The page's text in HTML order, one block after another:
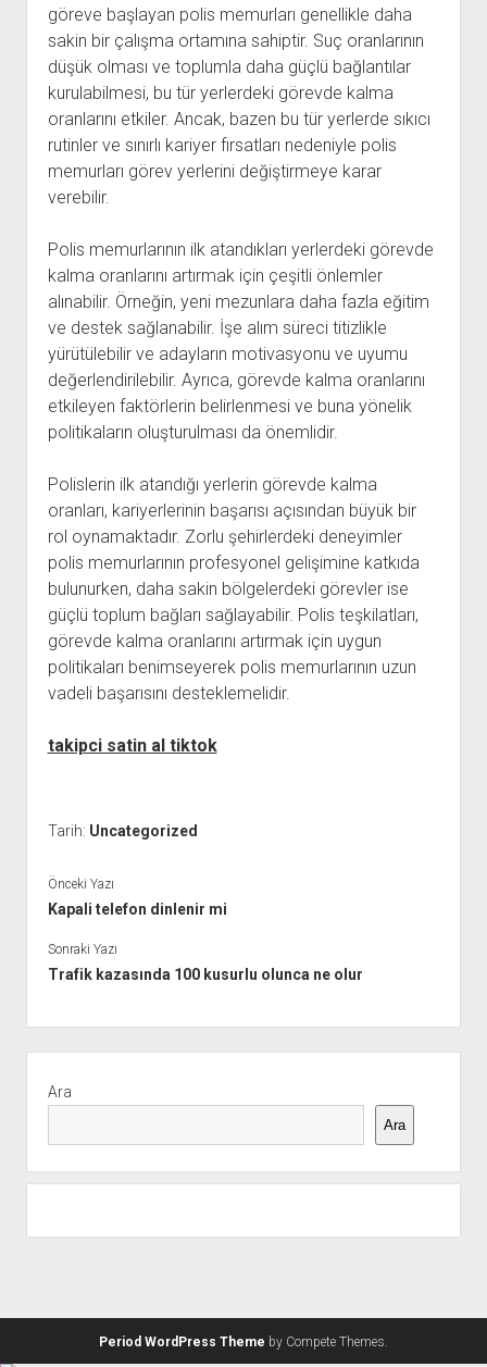
göreve başlayan polis memurları genellikle daha
sakin bir çalışma ortamına sahiptir. Suç oranlarının
düşük olması ve toplumla daha güçlü bağlantılar
kurulabilmesi, bu tür yerlerdeki görevde kalma
oranlarını etkiler. Ancak, bazen bu tür yerlerde sıkıcı
rutinler ve sınırlı kariyer fırsatları nedeniyle polis
memurları görev yerlerini değiştirmeye karar
verebilir.
Polis memurlarının ilk atandıkları yerlerdeki görevde
kalma oranlarını artırmak için çeşitli önlemler
alınabilir. Örneğin, yeni mezunlara daha fazla eğitim
ve destek sağlanabilir. İşe alım süreci titizlikle
yürütülebilir ve adayların motivasyonu ve uyumu
değerlendirilebilir. Ayrıca, görevde kalma oranlarını
etkileyen faktörlerin belirlenmesi ve buna yönelik
politikaların oluşturulması da önemlidir.
Polislerin ilk atandığı yerlerin görevde kalma
oranları, kariyerlerinin başarısı açısından büyük bir
rol oynamaktadır. Zorlu şehirlerdeki deneyimler
polis memurlarının profesyonel gelişimine katkıda
bulunurken, daha sakin bölgelerdeki görevler ise
güçlü toplum bağları sağlayabilir. Polis teşkilatları,
görevde kalma oranlarını artırmak için uygun
politikaları benimseyerek polis memurlarının uzun
vadeli başarısını desteklemelidir.
takipci satin al tiktok
Tarih: Uncategorized
Önceki Yazı
Kapali telefon dinlenir mi
Sonraki Yazı
Trafik kazasında 100 kusurlu olunca ne olur
Menü
Ara
Ara
Period WordPress Theme by Compete Themes.